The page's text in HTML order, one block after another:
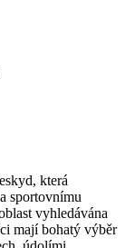
která
sportovnímu
vyhledávána
mají bohatý výběr